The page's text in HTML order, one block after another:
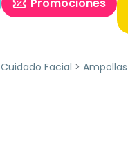
Cuidado Facial Ampollas